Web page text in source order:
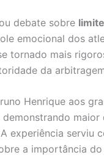
debate sobre
emocional dos
tornado mais
da
Henrique aos
experiência
a importância